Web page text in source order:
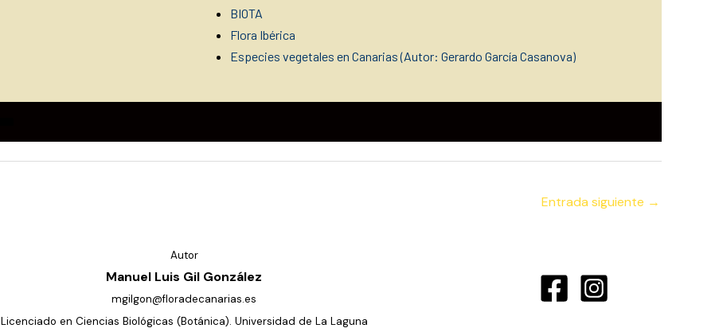
BIOTA
Flora Ibérica
Especies vegetales en Canarias (Autor: Gerardo García Casanova)
Entrada siguiente →
Autor
Manuel Luis Gil González
mgilgon@floradecanarias.es
Licenciado en Ciencias Biológicas (Botánica). Universidad de La Laguna